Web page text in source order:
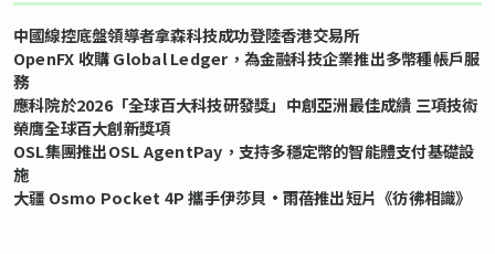
中國線控底盤領導者拿森科技成功登陸香港交易所
OpenFX 收購 Global Ledger，為金融科技企業推出多幣種帳戶服
務
應科院於2026「全球百大科技研發獎」中創亞洲最佳成績 三項技術
榮膺全球百大創新獎項
OSL集團推出OSL AgentPay，支持多穩定幣的智能體支付基礎設
施
大疆 Osmo Pocket 4P 攜手伊莎貝•雨蓓推出短片《彷彿相識》